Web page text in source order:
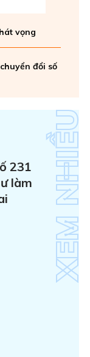
vọng
đổi số
231
làm